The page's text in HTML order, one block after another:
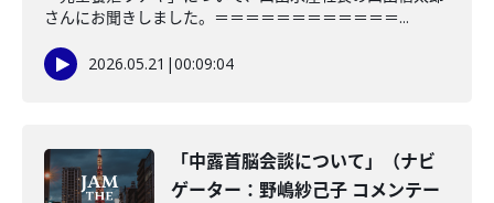
さんにお聞きしました。＝＝＝＝＝＝＝＝＝＝＝＝...
2026.05.21 |00:09:04
「中露首脳会談について」（ナビ
ゲーター：野嶋紗己子 コメンテー